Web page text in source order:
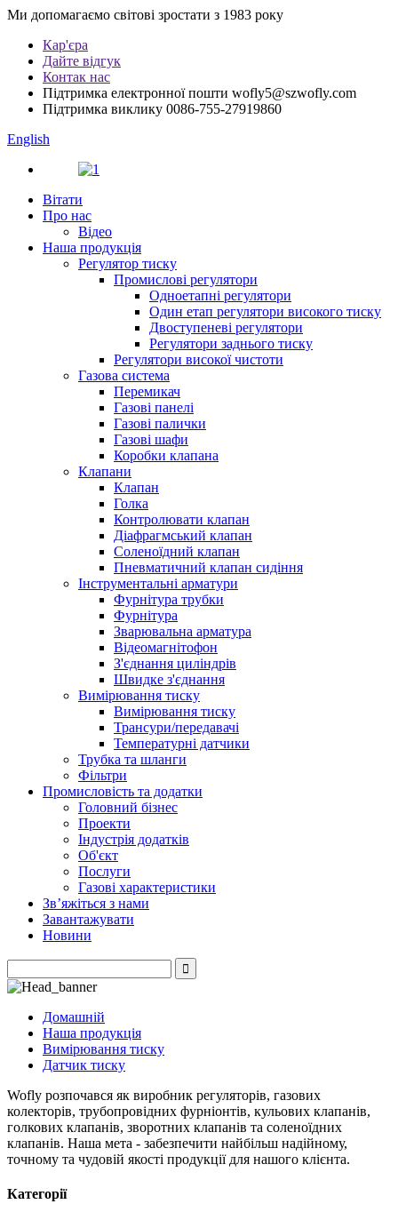
Ми допомагаємо світові зростати з 1983 року
Кар'єра
Дайте відгук
Контак нас
Підтримка електронної пошти wofly5@szwofly.com
Підтримка виклику 0086-755-27919860
English
Вітати
Про нас
Відео
Наша продукція
Регулятор тиску
Промислові регулятори
Одноетапні регулятори
Один етап регулятори високого тиску
Двоступеневі регулятори
Регулятори заднього тиску
Регулятори високої чистоти
Газова система
Перемикач
Газові панелі
Газові палички
Газові шафи
Коробки клапана
Клапани
Клапан
Голка
Контролювати клапан
Діафрагмський клапан
Соленоїдний клапан
Пневматичний клапан сидіння
Інструментальні арматури
Фурнітура трубки
Фурнітура
Зварювальна арматура
Відеомагнітофон
З'єднання циліндрів
Швидке з'єднання
Вимірювання тиску
Вимірювання тиску
Трансури/передавачі
Температурні датчики
Трубка та шланги
Фільтри
Промисловість та додатки
Головний бізнес
Проекти
Індустрія додатків
Об'єкт
Послуги
Газові характеристики
Зв’яжіться з нами
Завантажувати
Новини
Домашній
Наша продукція
Вимірювання тиску
Датчик тиску
Wofly розпочався як виробник регуляторів, газових
колекторів, трубопровідних фурніонтів, кульових клапанів,
голкових клапанів, зворотних клапанів та соленоїдних
клапанів. Наша мета - забезпечити найбільш надійному,
точному та чудовій якості продукції для нашого клієнта.
Категорії